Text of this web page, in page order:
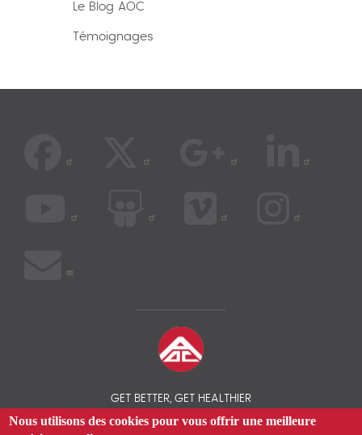
Le Blog AOC
Témoignages
GET BETTER, GET HEALTHIER
Nous utilisons des cookies pour vous offrir une meilleure